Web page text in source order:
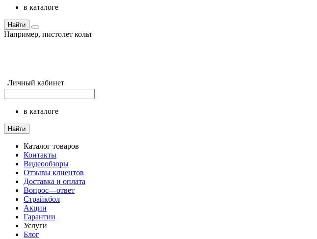
в каталоге
Найти
Например, пистолет кольт
Личный кабинет
в каталоге
Найти
Каталог товаров
Контакты
Видеообзоры
Отзывы клиентов
Доставка и оплата
Вопрос—ответ
Страйкбол
Акции
Гарантии
Услуги
Блог